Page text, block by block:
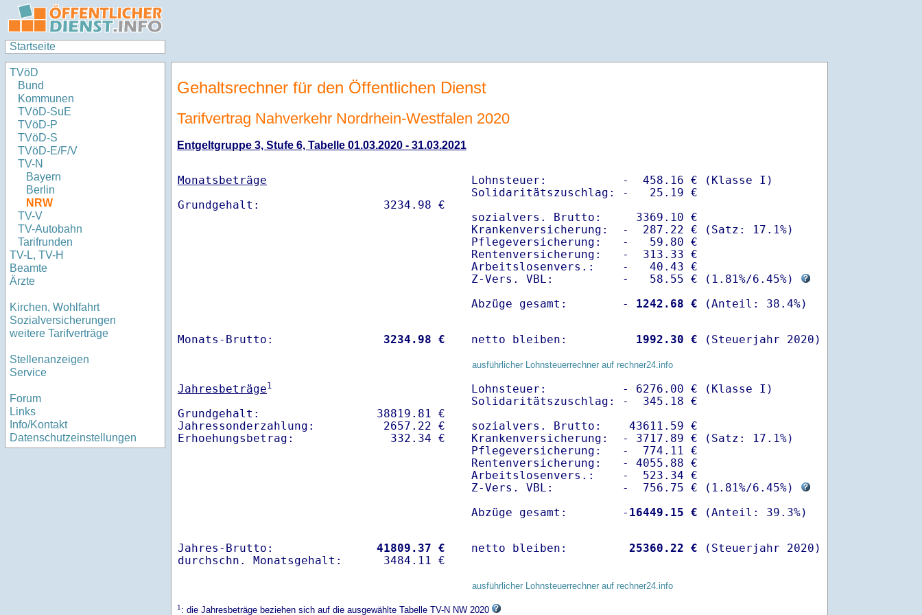
Startseite
TVöD
Bund
Kommunen
TVöD-SuE
TVöD-P
TVöD-S
TVöD-E/F/V
TV-N
Bayern
Berlin
NRW
TV-V
TV-Autobahn
Tarifrunden
TV-L, TV-H
Beamte
Ärzte
Kirchen, Wohlfahrt
Sozialversicherungen
weitere Tarifverträge
Stellenanzeigen
Service
Forum
Links
Info/Kontakt
Datenschutzeinstellungen
Gehaltsrechner für den Öffentlichen Dienst
Tarifvertrag Nahverkehr Nordrhein-Westfalen 2020
Entgeltgruppe 3, Stufe 6, Tabelle 01.03.2020 - 31.03.2021
Monatsbeträge
Lohnsteuer:           -  458.16 € (Klasse I)
Solidaritätszuschlag: -   25.19 €
sozialvers. Brutto:     3369.10 €
Krankenversicherung:  -  287.22 € (Satz: 17.1%)
Pflegeversicherung:   -   59.80 €
Rentenversicherung:   -  313.33 €
Arbeitslosenvers.:    -   40.43 €
Z-Vers. VBL:          -   58.55 € ( 1.81%/6.45%)
Abzüge gesamt:        -
1242.68 €
Monats-Brutto: 3234.98 € netto bleiben: 1992.30 € (Steuerjahr 2020)
ausführlicher Lohnsteuerrechner auf rechner24.info
Jahresbeträge1
Grundgehalt:                 38819.81 €
Jahressonderzahlung:          2657.22 €
Lohnsteuer:           - 6276.00 € (Klasse I)
Solidaritätszuschlag: -  345.18 €
sozialvers. Brutto:    43611.59 €
Krankenversicherung:  - 3717.89 € (Satz: 17.1%)
Pflegeversicherung:   -  774.11 €
Rentenversicherung:   - 4055.88 €
Arbeitslosenvers.:    -  523.34 €
Z-Vers. VBL:          -  756.75 € ( 1.81%/6.45%)
Abzüge gesamt:        - 16449.15 €
Jahres-Brutto: 41809.37 €
netto bleiben: 25360.22 € (Steuerjahr 2020)
ausführlicher Lohnsteuerrechner auf rechner24.info
1: die Jahresbeträge beziehen sich auf die ausgewählte Tabelle TV-N NW 2020